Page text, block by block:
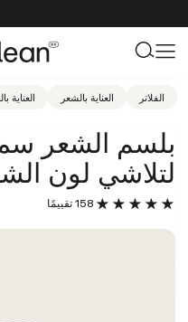
الفلاتر العناية بالشعر العناية
بلسم الشعر
لتلاشي لون
158 تقييمًا